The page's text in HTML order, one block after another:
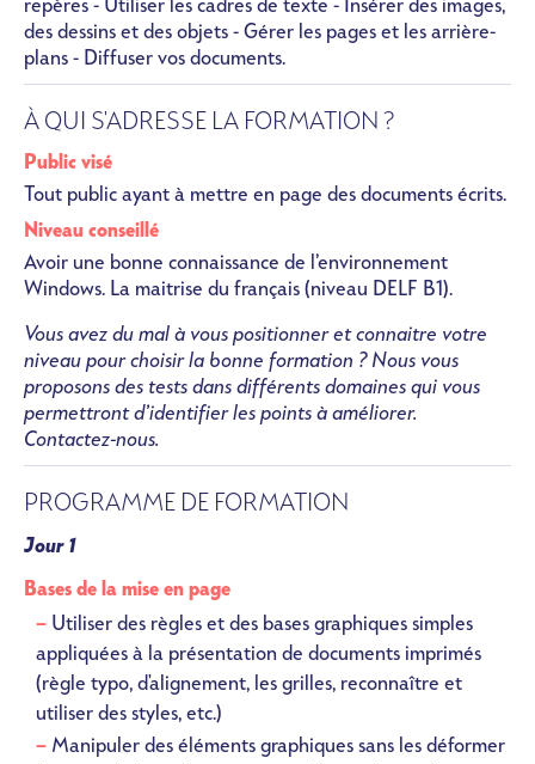
repères - Utiliser les cadres de texte - Insérer des images,
des dessins et des objets - Gérer les pages et les arrière-
plans - Diffuser vos documents.
À QUI S'ADRESSE LA FORMATION ?
Public visé
Tout public ayant à mettre en page des documents écrits.
Niveau conseillé
Avoir une bonne connaissance de l’environnement
Windows. La maitrise du français (niveau DELF B1).
Vous avez du mal à vous positionner et connaitre votre
niveau pour choisir la bonne formation ? Nous vous
proposons des tests dans différents domaines qui vous
permettront d’identifier les points à améliorer.
Contactez-nous.
PROGRAMME DE FORMATION
Jour 1
Bases de la mise en page
Utiliser des règles et des bases graphiques simples
appliquées à la présentation de documents imprimés
(règle typo, d'alignement, les grilles, reconnaître et
utiliser des styles, etc.)
Manipuler des éléments graphiques sans les déformer